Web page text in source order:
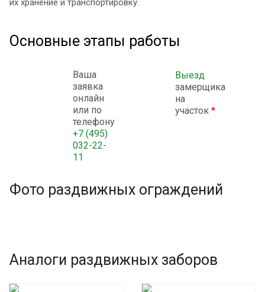
их хранение и транспортировку.
Основные этапы работы
Ваша
заявка
онлайн
или по
телефону
+7 (495)
032-22-
11
Выезд
замерщика
на
участок *
Фото раздвижных ограждений
Аналоги раздвижных заборов